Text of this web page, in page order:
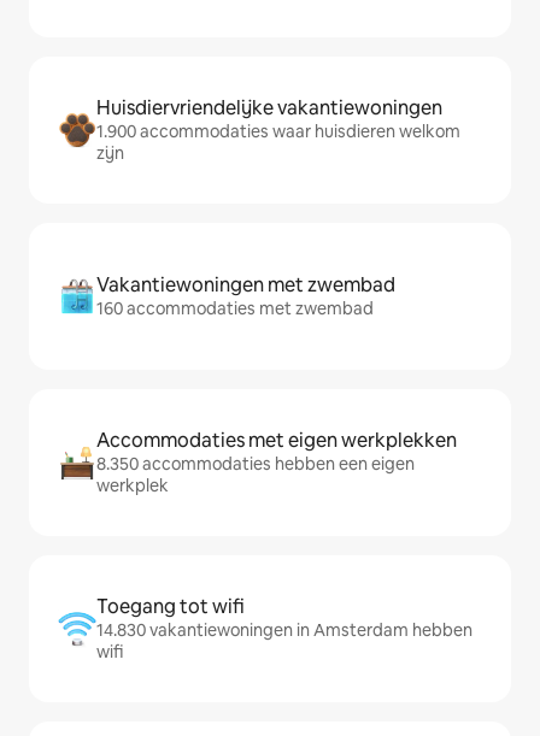
Huisdiervriendelijke vakantiewoningen
1.900 accommodaties waar huisdieren welkom
zijn
Vakantiewoningen met zwembad
160 accommodaties met zwembad
Accommodaties met eigen werkplekken
8.350 accommodaties hebben een eigen
werkplek
Toegang tot wifi
14.830 vakantiewoningen in Amsterdam hebben
wifi